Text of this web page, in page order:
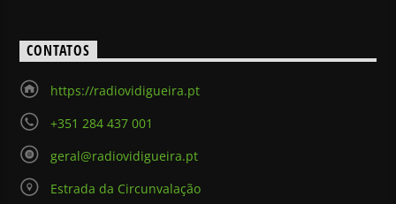
CONTATOS
https://radiovidigueira.pt
+351 284 437 001
geral@radiovidigueira.pt
Estrada da Circunvalação